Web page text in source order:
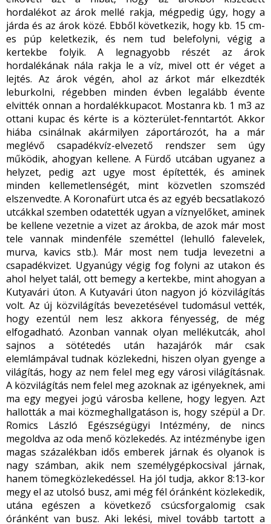
hordalékot az árok mellé rakja, mégpedig úgy, hogy a
járda és az árok közé. Ebből következik, hogy kb. 15 cm-
es púp keletkezik, és nem tud belefolyni, végig a
kertekbe folyik. A legnagyobb részét az árok
hordalékának nála rakja le a víz, mivel ott ér véget a
lejtés. Az árok végén, ahol az árkot már elkezdték
leburkolni, régebben minden évben legalább évente
elvitték onnan a hordalékkupacot. Mostanra kb. 1 m3 az
ottani kupac és kérte is a közterület-fenntartót. Akkor
hiába csinálnak akármilyen záportározót, ha a már
meglévő csapadékvíz-elvezető rendszer sem úgy
működik, ahogyan kellene. A Fürdő utcában ugyanez a
helyzet, pedig azt ugye most építették, és aminek
minden kellemetlenségét, mint közvetlen szomszéd
elszenvedte. A Koronafürt utca és az egyéb becsatlakozó
utcákkal szemben odatették ugyan a víznyelőket, aminek
be kellene vezetnie a vizet az árokba, de azok már most
tele vannak mindenféle szeméttel (lehulló falevelek,
murva, kavics stb.). Már most nem tudja levezetni a
csapadékvizet. Ugyanúgy végig fog folyni az utakon és
ahol helyet talál, ott bemegy a kertekbe, mint ahogyan a
Kutyavári úton. A Kutyavári úton nagyon jó közvilágítás
volt. Az új közvilágítás bevezetésével tudomásul vették,
hogy ezentúl nem lesz akkora fényesség, de még
elfogadható. Azonban vannak olyan mellékutcák, ahol
sajnos a sötétedés után hazajárók már csak
elemlámpával tudnak közlekedni, hiszen olyan gyenge a
világítás, hogy az nem felel meg egy városi világításnak.
A közvilágítás nem felel meg azoknak az igényeknek, ami
ma egy megyei jogú városba kellene, hogy legyen. Azt
hallották a mai közmeghallgatáson is, hogy szépül a Dr.
Romics László Egészségügyi Intézmény, de nincs
megoldva az oda menő közlekedés. Az intézménybe igen
magas százalékban idős emberek járnak és olyanok is
nagy számban, akik nem személygépkocsival járnak,
hanem tömegközlekedéssel. Ha jól tudja, akkor 8:13-kor
megy el az utolsó busz, ami még fél óránként közlekedik,
utána egészen a következő csúcsforgalomig csak
óránként van busz. Aki lekési, mivel tovább tartott a